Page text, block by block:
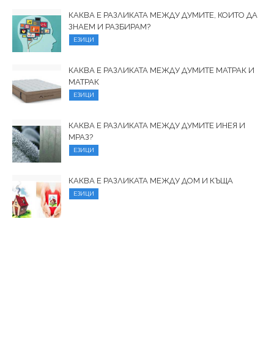
КАКВА Е РАЗЛИКАТА МЕЖДУ ДУМИТЕ, КОИТО ДА
ЗНАЕМ И РАЗБИРАМ?
ЕЗИЦИ
КАКВА Е РАЗЛИКАТА МЕЖДУ ДУМИТЕ МАТРАК И
МАТРАК
ЕЗИЦИ
КАКВА Е РАЗЛИКАТА МЕЖДУ ДУМИТЕ ИНЕЯ И
МРАЗ?
ЕЗИЦИ
КАКВА Е РАЗЛИКАТА МЕЖДУ ДОМ И КЪЩА
ЕЗИЦИ